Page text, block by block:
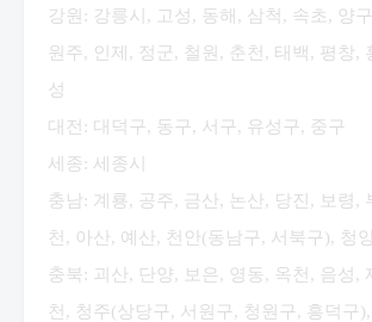
강원: 강릉시, 고성, 동해, 삼척, 속초, 양
원주, 인제, 정군, 철원, 춘천, 태백, 평창,
성
대전: 대덕구, 동구, 서구, 유성구, 중구
세종: 세종시
충남: 계룡, 공주, 금산, 논산, 당진, 보령,
천, 아산, 예산, 천안(동남구, 서북구), 청
충북: 괴산, 단양, 보은, 영동, 옥천, 음성,
천, 청주(상당구, 서원구, 청원구, 흥덕구